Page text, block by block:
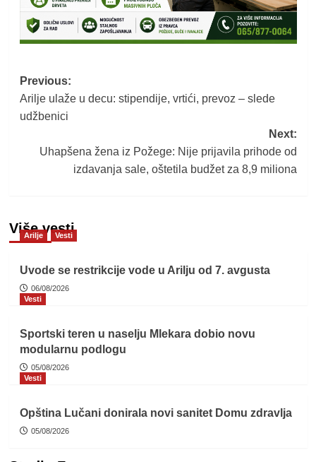
Post
navigation
Previous:
Arilje ulaže u decu: stipendije, vrtići, prevoz – slede
udžbenici
Next:
Uhapšena žena iz Požege: Nije prijavila prihode od
izdavanja sale, oštetila budžet za 8,9 miliona
Više vesti
Arilje Vesti
Uvode se restrikcije vode u Arilju od 7. avgusta
06/08/2026
Vesti
Sportski teren u naselju Mlekara dobio novu
modularnu podlogu
05/08/2026
Vesti
Opština Lučani donirala novi sanitet Domu zdravlja
05/08/2026